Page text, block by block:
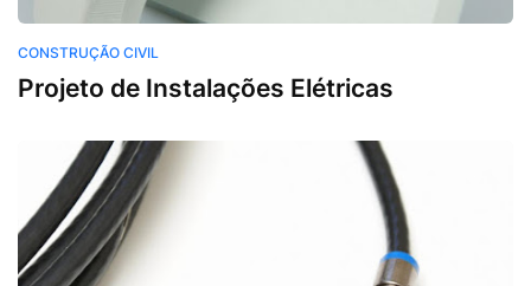
CONSTRUÇÃO CIVIL
Projeto de Instalações Elétricas